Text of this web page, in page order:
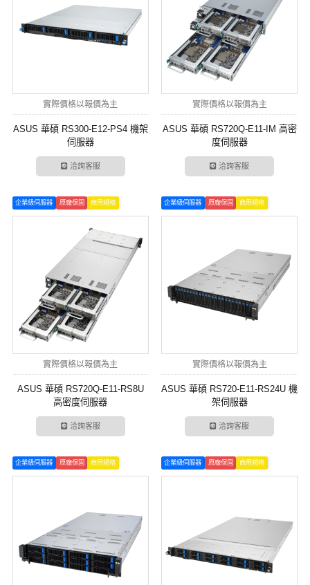
實際價格以報價為主
ASUS 華碩 RS300-E12-PS4 機架
伺服器
洽詢客服
實際價格以報價為主
ASUS 華碩 RS720Q-E11-IM 高密
度伺服器
洽詢客服
企業級伺服器 原廠保固 商用規格
實際價格以報價為主
ASUS 華碩 RS720Q-E11-RS8U
高密度伺服器
洽詢客服
企業級伺服器 原廠保固 商用規格
實際價格以報價為主
ASUS 華碩 RS720-E11-RS24U 機
架伺服器
洽詢客服
企業級伺服器 原廠保固 商用規格 企業級伺服器 原廠保固 商用規格